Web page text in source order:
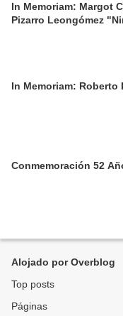
In Memoriam: Margot
Pizarro Leongómez
In Memoriam: Roberto
Conmemoración 52
Alojado por Overblog
Top posts
Páginas